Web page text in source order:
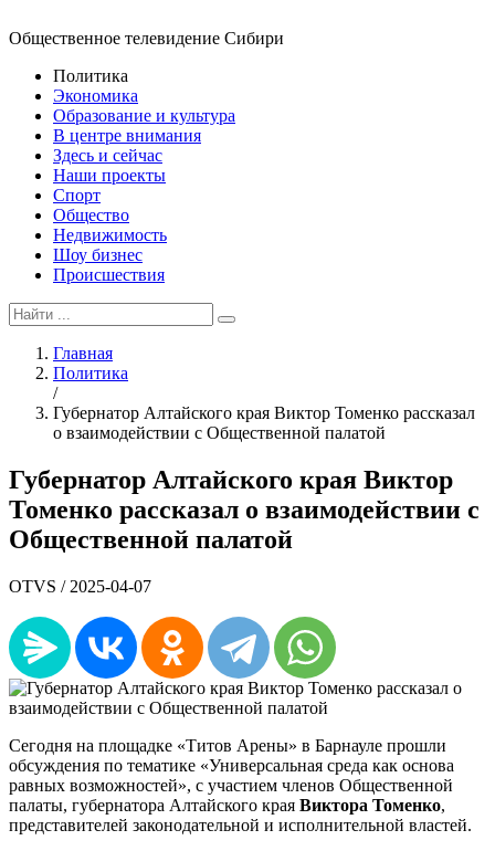
Общественное телевидение Сибири
Политика
Экономика
Образование и культура
В центре внимания
Здесь и сейчас
Наши проекты
Спорт
Общество
Недвижимость
Шоу бизнес
Происшествия
Главная
Политика
/
Губернатор Алтайского края Виктор Томенко рассказал
о взаимодействии с Общественной палатой
Губернатор Алтайского края Виктор
Томенко рассказал о взаимодействии с
Общественной палатой
OTVS / 2025-04-07
Сегодня на площадке «Титов Арены» в Барнауле прошли
обсуждения по тематике «Универсальная среда как основа
равных возможностей», с участием членов Общественной
палаты, губернатора Алтайского края Виктора Томенко,
представителей законодательной и исполнительной властей.